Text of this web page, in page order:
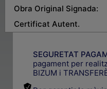
Obra Original Signada:
Certificat Autent.
SEGURETAT
pagament per
BIZUM i